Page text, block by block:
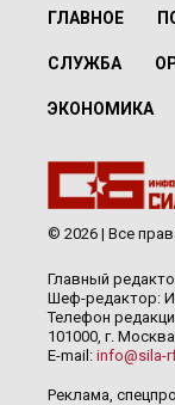
ГЛАВНОЕ
СЛУЖБА
ЭКОНОМИКА
© 2026 | Все
Главный
Шеф-редактор:
Телефон
101000, г.
E-mail: info@sila-
Реклама,